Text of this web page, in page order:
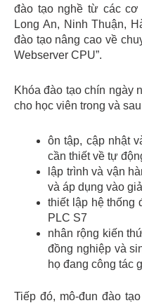
đào tạo nghề từ các cơ
Long An, Ninh Thuận,
đào tạo nâng cao về
Webserver CPU”.
Khóa đào tạo chín ngày
cho học viên trong và
ôn tập, cập nhật
cần thiết về tự
lập trình và vận
và áp dụng vào
thiết lập hệ thống
PLC S7
nhân rộng kiến
đồng nghiệp và
họ đang công tác
Tiếp đó, mô-đun đào